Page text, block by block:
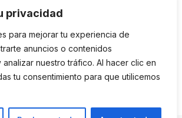
privacidad
para mejorar tu experiencia de
anuncios o contenidos
nuestro tráfico. Al hacer clic en
tu consentimiento para que utilicemos
Pedidos Online Glovo
Contacto